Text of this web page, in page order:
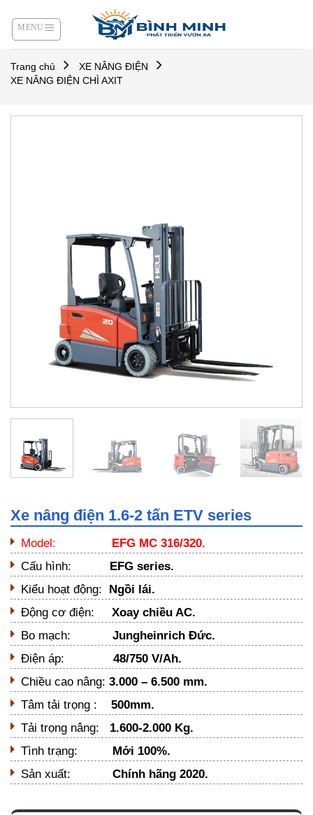
content
Trang chủ
XE NÂNG ĐIỆN
XE NÂNG ĐIỆN CHÌ AXIT
Xe nâng điện 1.6-2 tấn ETV series
Model: EFG MC 316/320.
Cấu hình: EFG series.
Kiểu hoạt động: Ngồi lái.
Động cơ điện: Xoay chiều AC.
Bo mạch: Jungheinrich Đức.
Điện áp: 48/750 V/Ah.
Chiều cao nâng: 3.000 – 6.500 mm.
Tâm tải trọng : 500mm.
Tải trọng nâng: 1.600-2.000 Kg.
Tình trạng: Mới 100%.
Sản xuất:
Chính hãng 2020.